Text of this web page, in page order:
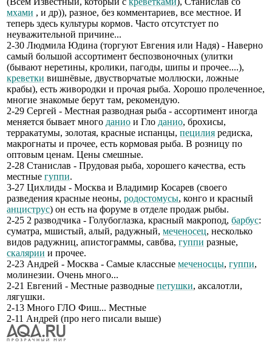
мхами , и др)), разное, без комментариев, все местное. И
теперь здесь культуры кормов. Часто отсутстует по
неуважительной причине...
2-30 Людмила Юдина (торгуют Евгения или Надя) - Наверно
самый большой ассортимент беспозвоночных (улитки
(бывают неретины, кролики, пагоды, шипы и прочее....),
креветки вишнёвые, двустворчатые моллюски, ложные
крабы), есть живородки и прочая рыба. Хорошо пролеченное,
многие знакомые берут там, рекомендую.
2-29 Сергей - Местная разводная рыба - ассортимент иногда
меняется бывает много данио и Гло данио, брохисы,
терракатумы, золотая, красные испанцы, пецилия редиска,
макрогнаты и прочее, есть кормовая рыба. В розницу по
оптовым ценам. Цены смешные.
2-28 Станислав - Прудовая рыба, хорошего качества, есть
местные гуппи.
3-27 Цихлиды - Москва и Владимир Косарев (своего
разведения красные неоны, родостомусы, конго и красный
анциструс) он есть на форуме в отделе продаж рыбы.
2-25 2 разводчика - Голубоглазка, красный макропод, барбус:
суматра, мшистый, алый, радужный, меченосец, несколько
видов радужниц, апистограммы, савбва, гуппи разные,
скалярии и прочее.
2-23 Андрей - Москва - Самые классные меченосцы, гуппи,
молинезии. Очень много...
2-21 Евгений - Местные разводные петушки, аксалотли,
лягушки.
2-13 Много ГЛО Фиш... Местные
2-11 Андрей (про него писали выше)